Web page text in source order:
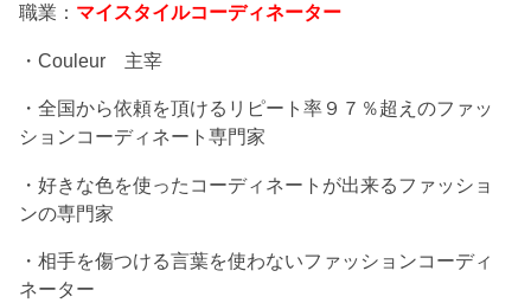
職業： マイスタイルコーディネーター
・Couleur 主宰
・全国から依頼を頂けるリピート率９７％超えのファッ
ションコーディネート専門家
・好きな色を使ったコーディネートが出来るファッショ
ンの専門家
・相手を傷つける言葉を使わないファッションコーディ
ネーター